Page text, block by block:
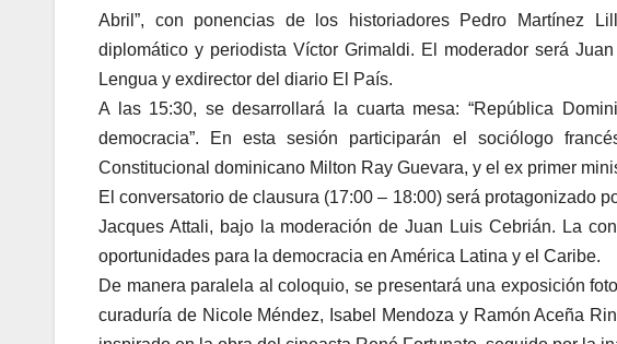
Abril”, con ponencias de los historiadores Pedro Martínez
diplomático y periodista Víctor Grimaldi. El moderador será
Lengua y exdirector del diario El País.
A las 15:30, se desarrollará la cuarta mesa: “República
democracia”. En esta sesión participarán el sociólogo
Constitucional dominicano Milton Ray Guevara, y el ex primer
El conversatorio de clausura (17:00 – 18:00) será protagonizado
Jacques Attali, bajo la moderación de Juan Luis Cebrián. La
oportunidades para la democracia en América Latina y el Caribe.
De manera paralela al coloquio, se presentará una exposición
curaduría de Nicole Méndez, Isabel Mendoza y Ramón Aceña